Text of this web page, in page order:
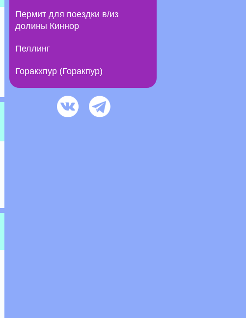
Пермит для поездки в/из
долины Киннор
Пеллинг
Горакхпур (Горакпур)